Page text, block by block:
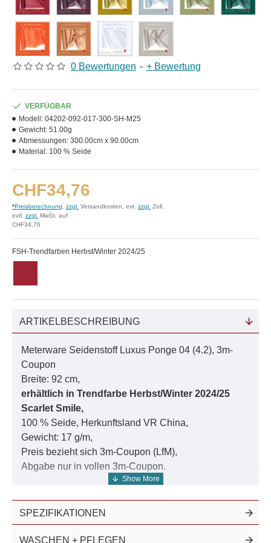
0 Bewertungen - + Bewertung
CHF34,76
*Preisberechnung zzgl. Versandkosten, evt. zzgl. Zoll,
evtl. zzgl. MwSt. auf
CHF34,76
VERFÜGBAR
Modell: 04202-092-017-300-SH-M25
Gewicht: 51.00g
Abmessungen: 300.00cm x 90.00cm
Material: 100 % Seide
FSH-Trendfarben Herbst/Winter 2024/25
ARTIKELBESCHREIBUNG
Meterware Seidenstoff Luxus Ponge 04 (4.2), 3m-
Coupon
Breite: 92 cm,
erhältlich in Trendfarbe Herbst/Winter 2024/25
Scarlet Smile,
100 % Seide, Herkunftsland VR China,
Gewicht: 17 g/m,
Preis bezieht sich 3m-Coupon (LfM),
Abgabe nur in vollen 3m-Coupon.
Sie erhalten bei einer Mengenangabe grösser als 1
SPEZIFIKATIONEN
WASCHEN + PFLEGEN